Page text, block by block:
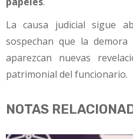
La causa judicial sigue
sospechan que la
aparezcan nuevas
patrimonial del funcionario.
NOTAS